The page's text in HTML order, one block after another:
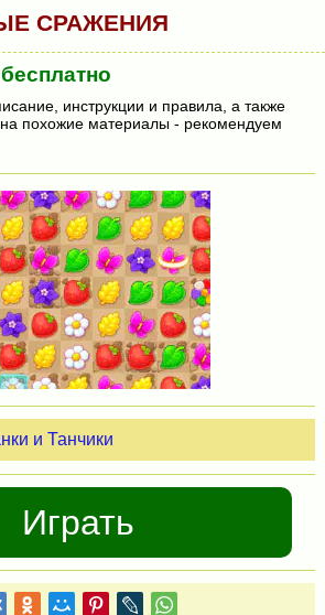
СРАЖЕНИЯ
инструкции и правила, а также
похожие материалы - рекомендуем
и Танчики
Играть